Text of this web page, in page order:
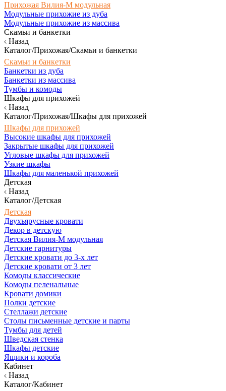
Прихожая Вилия-М модульная
Модульные прихожие из дуба
Модульные прихожие из массива
Скамьи и банкетки
Назад
Каталог/Прихожая/Скамьи и банкетки
Скамьи и банкетки
Банкетки из дуба
Банкетки из массива
Тумбы и комоды
Шкафы для прихожей
Назад
Каталог/Прихожая/Шкафы для прихожей
Шкафы для прихожей
Высокие шкафы для прихожей
Закрытые шкафы для прихожей
Угловые шкафы для прихожей
Узкие шкафы
Шкафы для маленькой прихожей
Детская
Назад
Каталог/Детская
Детская
Двухъярусные кровати
Декор в детскую
Детская Вилия-М модульная
Детские гарнитуры
Детские кровати до 3-х лет
Детские кровати от 3 лет
Комоды классические
Комоды пеленальные
Кровати домики
Полки детские
Стеллажи детские
Столы письменные детские и парты
Тумбы для детей
Шведская стенка
Шкафы детские
Ящики и короба
Кабинет
Назад
Каталог/Кабинет